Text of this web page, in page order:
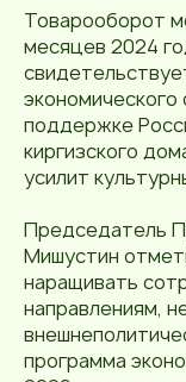
Товарооборот
месяцев 2024
поддержке
киргизского
усилит
Председатель
Мишустин
наращивать
направлениям,
программа